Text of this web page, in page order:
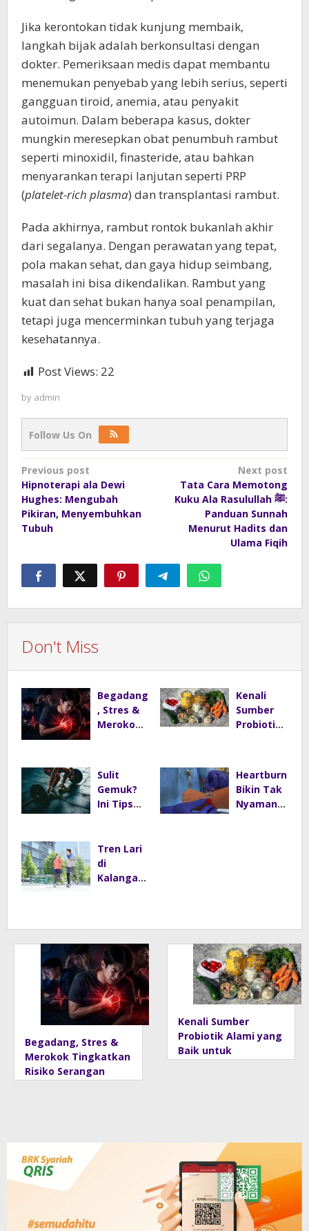
Jika kerontokan tidak kunjung membaik,
langkah bijak adalah berkonsultasi dengan
dokter. Pemeriksaan medis dapat membantu
menemukan penyebab yang lebih serius, seperti
gangguan tiroid, anemia, atau penyakit
autoimun. Dalam beberapa kasus, dokter
mungkin meresepkan obat penumbuh rambut
seperti minoxidil, finasteride, atau bahkan
menyarankan terapi lanjutan seperti PRP
(platelet-rich plasma) dan transplantasi rambut.
Pada akhirnya, rambut rontok bukanlah akhir
dari segalanya. Dengan perawatan yang tepat,
pola makan sehat, dan gaya hidup seimbang,
masalah ini bisa dikendalikan. Rambut yang
kuat dan sehat bukan hanya soal penampilan,
tetapi juga mencerminkan tubuh yang terjaga
kesehatannya.
Post Views: 22
by admin
Follow Us On
Post
navigation
Previous post
Hipnoterapi ala Dewi
Hughes: Mengubah
Pikiran, Menyembuhkan
Tubuh
Next post
Tata Cara Memotong
Kuku Ala Rasulullah ﷺ:
Panduan Sunnah
Menurut Hadits dan
Ulama Fiqih
Don't Miss
Begadang
, Stres &
Merokok
Serangan
Jantung
Usia Muda
Kenali
Sumber
Probiotik
untuk
Kesehata
n Tubuh
Sulit
Gemuk?
Ini Tips
agar
Tubuh
Lebih
Heartburn
Bikin Tak
Nyaman,
Tren Lari
di
Kalangan
Olahraga
Jadi Gaya
Hidup
Begadang, Stres &
Merokok Tingkatkan
Risiko Serangan
Kenali Sumber
Probiotik Alami yang
Baik untuk